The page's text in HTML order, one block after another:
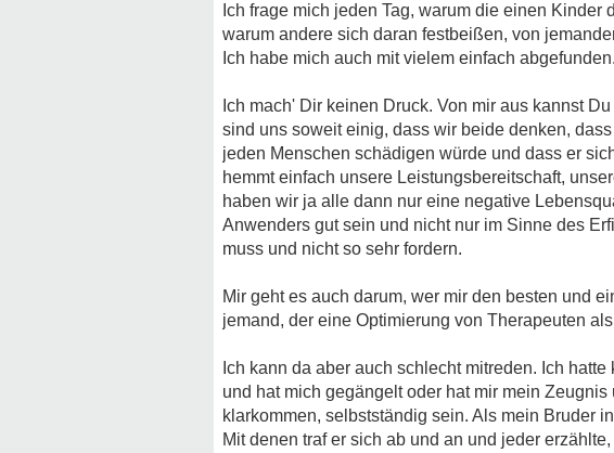
Ich frage mich jeden Tag, warum die einen
warum andere sich daran festbeißen, von
Ich habe mich auch mit vielem einfach
Ich mach' Dir keinen Druck. Von mir aus kannst
sind uns soweit einig, dass wir beide denken,
jeden Menschen schädigen würde und dass er
hemmt einfach unsere Leistungsbereitschaft,
haben wir ja alle dann nur eine negative
Anwenders gut sein und nicht nur im Sinne des
muss und nicht so sehr fordern.
Mir geht es auch darum, wer mir den besten und
jemand, der eine Optimierung von Therapeuten
Ich kann da aber auch schlecht mitreden. Ich
und hat mich gegängelt oder hat mir mein
klarkommen, selbstständig sein. Als mein Bruder
Mit denen traf er sich ab und an und jeder